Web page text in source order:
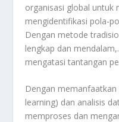
organisasi global untuk
mengidentifikasi pola-
Dengan metode
lengkap dan
mengatasi tantangan
Dengan
learning) dan analisis
memproses dan